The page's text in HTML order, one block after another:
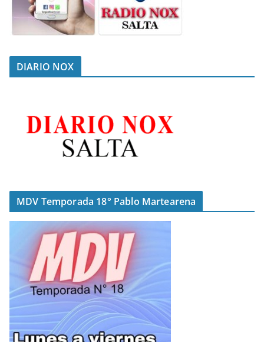
DIARIO NOX
MDV Temporada 18° Pablo Martearena